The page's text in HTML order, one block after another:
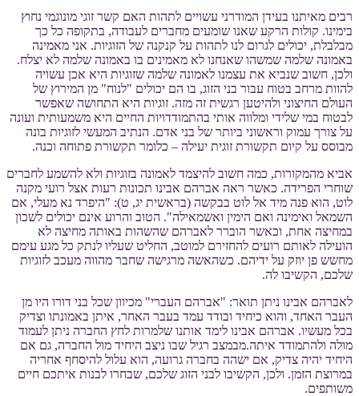
רבים מאיתנו בעידן המודרני עשויים לתהות האם קשר זוגי מונוגמי נחוץ
בימינו. קולות הרקע שאנו שומעים מחברים לעבודה, בתקופה כל כך
מבלבלת, יכולים לגרום לנו לתהות על קנקנה של הזוגיות. אני מאמינה
באמונה שלמה שמשהו שאנחנו לא מאמינים בו באמונה שלמה לא יצלח.
ולכן, חשוב שנביא את עצמנו לאמונה שלמה שזוגיות היא אכן עשויה
להוות מרחב בטוח עבור בני הזוג, בו הם יכולים "לנוח" מן המירוץ של
העולם החיצוני ולהיטען רגשית זה מזה. זוגיות היא התחושה שאפשר
לבטוח במי שלידי ומלווה אותי בהתמודדויות החיים היא משמעותית ועונה
על צורך עמוק וראשוני ביותר של בני אדם. הנתיב המעשי לזוגיות בונה
מבוסס על קיום תקשורת זוגית יעילה – כלומר תקשורת פתוחה וכנה.
אביא מהמקורות, כמה חשוב להיצמד לאמונה בזוגיות ולא להשמע לחברים
שוחרי הפרידה. כאשר ראה אברהם אבינו תכונות רעות אצל רועי מקנה
לוט, הוא פנה מיד אל לוט בבקשה (בראשית יג, ט): "היפרד נא מעלי, אם
השמאל ואימינה ואם הימין ואשמאילה". הטוב והרוע אינם יכולים לשכון
במחיצה אחת, וכאשר הוברר לאברהם שהשהות באותה מחיצה לא
הועילה לאותם רועים להחזירם למוטב, החליט שעליו לנתק כל מגע עימם
מחשש פן יוזק על ידיהם. כשהאשה מרגישה שחבר מהווה מעכב לזוגיות
שלכם, הקשיבו לה.
לאברהם אבינו ניתן תואר: "אברהם העברי" מכיוון שכל בני דורו היו מן
העבר האחד, והוא כיחיד ובודד עמד בעבר האחר, איתן באמונתו וצדיק
בכל מעשיו. אברהם אבינו לימד אותנו שלמרות לחץ החברה ניתן לעמוד
מולה ולהתמודד איתה.מבמצב רגיל שבו ניצב היחיד מול החברה, גם אם
היחיד יהיה צדיק, אם ישהה בחברה גרועה, הוא עלול להיסחף אחריה
במרוצת הזמן. ולכן, הקשיבו לבני הזוג שלכם, שבחרו לבנות איתכם חיים
משותפים.